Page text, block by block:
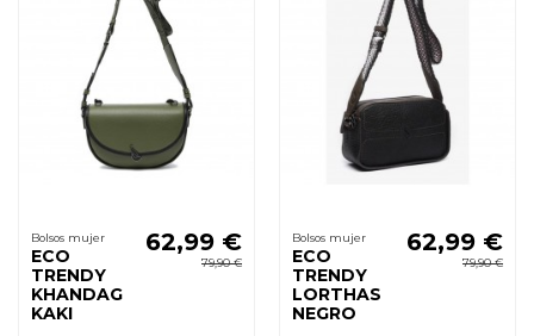
Bolsos mujer
ECO
TRENDY
KHANDAG
KAKI
62,99 €
79,90 €
Bolsos mujer
ECO
TRENDY
LORTHAS
NEGRO
62,99 €
79,90 €